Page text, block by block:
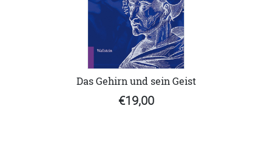
Das Gehirn und sein Geist
€19,00